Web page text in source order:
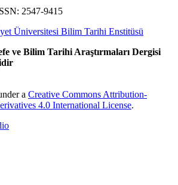
2547-9415
Üniversitesi Bilim Tarihi Enstitüsü
ve Bilim Tarihi Araştırmaları Dergisi
a Creative Commons Attribution-
4.0 International License.